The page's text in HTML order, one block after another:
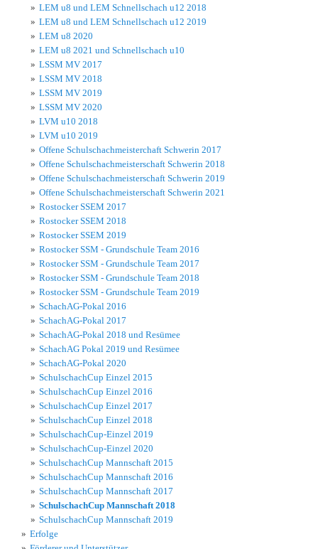
LEM u8 und LEM Schnellschach u12 2018
LEM u8 und LEM Schnellschach u12 2019
LEM u8 2020
LEM u8 2021 und Schnellschach u10
LSSM MV 2017
LSSM MV 2018
LSSM MV 2019
LSSM MV 2020
LVM u10 2018
LVM u10 2019
Offene Schulschachmeisterchaft Schwerin 2017
Offene Schulschachmeisterschaft Schwerin 2018
Offene Schulschachmeisterschaft Schwerin 2019
Offene Schulschachmeisterschaft Schwerin 2021
Rostocker SSEM 2017
Rostocker SSEM 2018
Rostocker SSEM 2019
Rostocker SSM - Grundschule Team 2016
Rostocker SSM - Grundschule Team 2017
Rostocker SSM - Grundschule Team 2018
Rostocker SSM - Grundschule Team 2019
SchachAG-Pokal 2016
SchachAG-Pokal 2017
SchachAG-Pokal 2018 und Resümee
SchachAG Pokal 2019 und Resümee
SchachAG-Pokal 2020
SchulschachCup Einzel 2015
SchulschachCup Einzel 2016
SchulschachCup Einzel 2017
SchulschachCup Einzel 2018
SchulschachCup-Einzel 2019
SchulschachCup-Einzel 2020
SchulschachCup Mannschaft 2015
SchulschachCup Mannschaft 2016
SchulschachCup Mannschaft 2017
SchulschachCup Mannschaft 2018
SchulschachCup Mannschaft 2019
Erfolge